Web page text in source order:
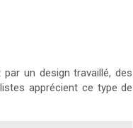
un design travaillé, des
apprécient ce type de